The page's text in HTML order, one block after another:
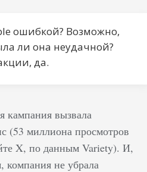
рассылок несложно. В
этот список входят…
ошибкой? Возможно,
ли она неудачной?
да.
кампания вызвала
(53 миллиона просмотров
X, по данным Variety). И,
компания не убрала